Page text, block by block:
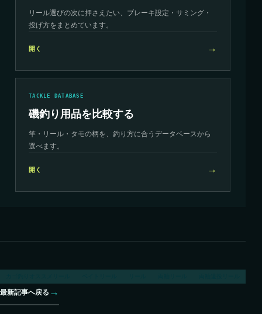
リール選びの次に押さえたい、ブレーキ設定・サミング・
投げ方をまとめています。
開く →
TACKLE DATABASE
磯釣り用品を比較する
竿・リール・タモの柄を、釣り方に合うデータベースから
選べます。
開く →
最新記事へ戻る →